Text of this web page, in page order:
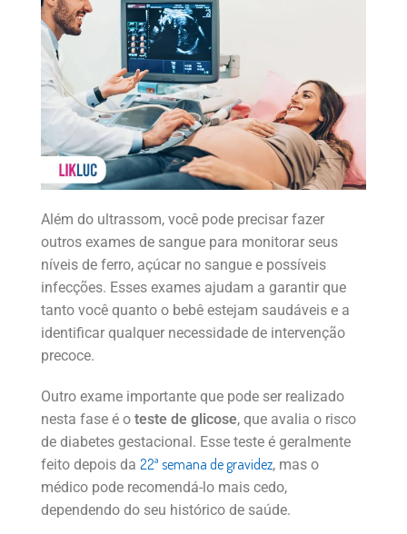
Além do ultrassom, você pode precisar fazer
outros exames de sangue para monitorar seus
níveis de ferro, açúcar no sangue e possíveis
infecções. Esses exames ajudam a garantir que
tanto você quanto o bebê estejam saudáveis e a
identificar qualquer necessidade de intervenção
precoce.
Outro exame importante que pode ser realizado
nesta fase é o teste de glicose, que avalia o risco
de diabetes gestacional. Esse teste é geralmente
feito depois da 22ª semana de gravidez, mas o
médico pode recomendá-lo mais cedo,
dependendo do seu histórico de saúde.